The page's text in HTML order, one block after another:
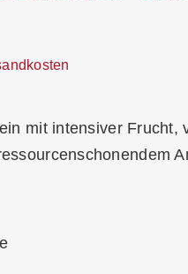
mit intensiver Frucht,